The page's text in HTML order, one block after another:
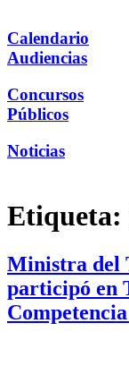
Calendario
Audiencias
Concursos
Públicos
Noticias
Etiqueta:
Ministra del
participó en